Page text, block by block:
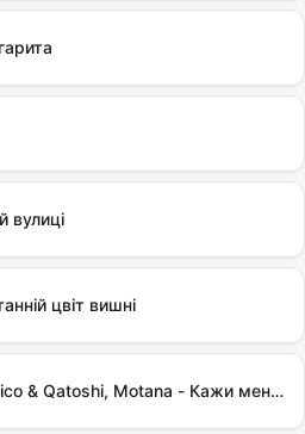
вулиці
цвіт вишні
Hudak, 100Лиця, Chico & Qatoshi, Motana - Кажи мені правду